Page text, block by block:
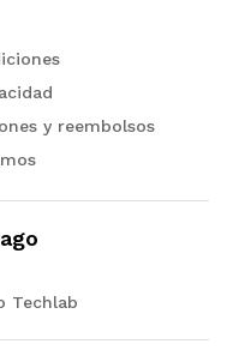
y reembolsos